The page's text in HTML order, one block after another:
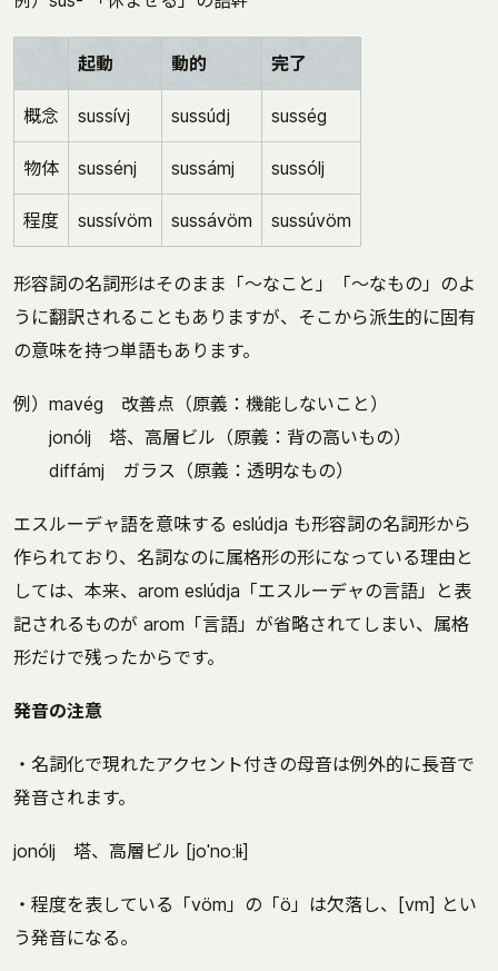
起動 動的 完了
概念 sussívj sussúdj susség
物体 sussénj sussámj sussólj
程度 sussívöm sussávöm sussúvöm
形容詞の名詞形はそのまま「～なこと」「～なもの」のよ
うに翻訳されることもありますが、そこから派生的に固有
の意味を持つ単語もあります。
例）mavég 改善点（原義：機能しないこと）
jonólj 塔、高層ビル（原義：背の高いもの）
diffámj ガラス（原義：透明なもの）
エスルーデャ語を意味する eslúdja も形容詞の名詞形から
作られており、名詞なのに属格形の形になっている理由と
しては、本来、arom eslúdja「エスルーデャの言語」と表
記されるものが arom「言語」が省略されてしまい、属格
形だけで残ったからです。
発音の注意
・名詞化で現れたアクセント付きの母音は例外的に長音で
発音されます。
jonólj 塔、高層ビル [joˈnoːlɨ]
・程度を表している「vöm」の「ö」は欠落し、[vm] とい
う発音になる。